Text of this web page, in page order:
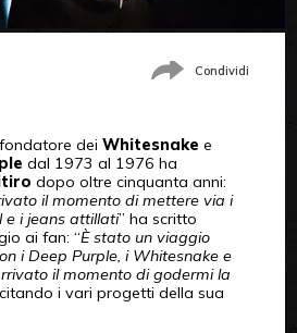
Condividi
dei Whitesnake e
dal 1973 al 1976 ha
dopo oltre cinquanta anni:
il momento di mettere via i
e i jeans attillati” ha scritto
ai fan: “È stato un viaggio
i Deep Purple, i Whitesnake e
il momento di godermi la
i vari progetti della sua